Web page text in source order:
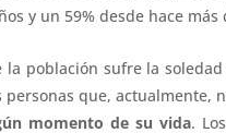
y un 59% desde hace más
la población sufre la
personas que, actualmente,
momento de su vida.